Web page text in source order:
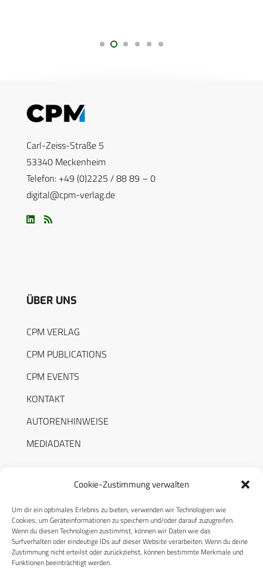
Cookie-Zustimmung verwalten
Um dir ein optimales Erlebnis zu bieten, verwenden wir Technologien wie
Cookies, um Geräteinformationen zu speichern und/oder darauf zuzugreifen.
Wenn du diesen Technologien zustimmst, können wir Daten wie das
Surfverhalten oder eindeutige IDs auf dieser Website verarbeiten. Wenn du deine
Zustimmung nicht erteilst oder zurückziehst, können bestimmte Merkmale und
Funktionen beeinträchtigt werden.
Carl-Zeiss-Straße 5
53340 Meckenheim
Telefon: +49 (0)2225 / 88 89 – 0
digital@cpm-verlag.de
ÜBER UNS
CPM VERLAG
CPM PUBLICATIONS
CPM EVENTS
KONTAKT
AUTORENHINWEISE
MEDIADATEN
RECHTLICHES
Datenschutzerklärung